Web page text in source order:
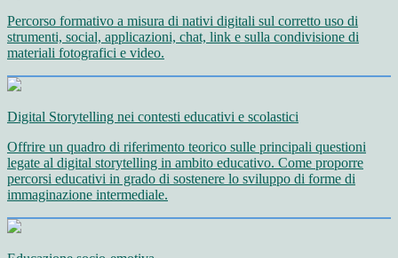
Percorso formativo a misura di nativi digitali sul corretto uso di
strumenti, social, applicazioni, chat, link e sulla condivisione di
materiali fotografici e video.
Digital Storytelling nei contesti educativi e scolastici
Offrire un quadro di riferimento teorico sulle principali questioni
legate al digital storytelling in ambito educativo. Come proporre
percorsi educativi in grado di sostenere lo sviluppo di forme di
immaginazione intermediale.